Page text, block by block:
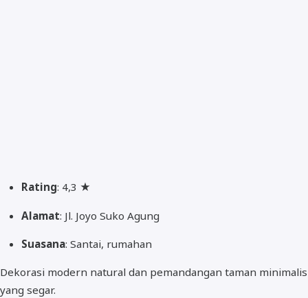
Rating: 4,3 ★
Alamat: Jl. Joyo Suko Agung
Suasana: Santai, rumahan
Dekorasi modern natural dan pemandangan taman minimalis
yang segar.